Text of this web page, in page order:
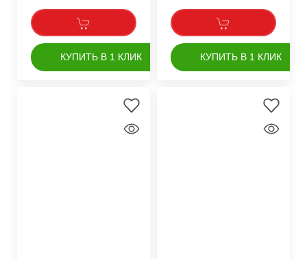
КУПИТЬ В 1 КЛИК КУПИТЬ В 1 КЛИК